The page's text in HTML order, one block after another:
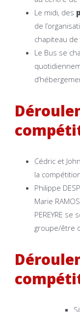
Le midi, des
de
chapiteau de
Le Bus se
Cédric et
la
Philippe
Marie
PEREYRE
groupe/être